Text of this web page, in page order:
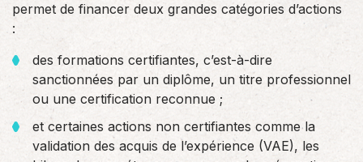
permet de financer deux grandes catégories d’actions
:
des formations certifiantes, c’est-à-dire
sanctionnées par un diplôme, un titre professionnel
ou une certification reconnue ;
et certaines actions non certifiantes comme la
validation des acquis de l’expérience (VAE), les